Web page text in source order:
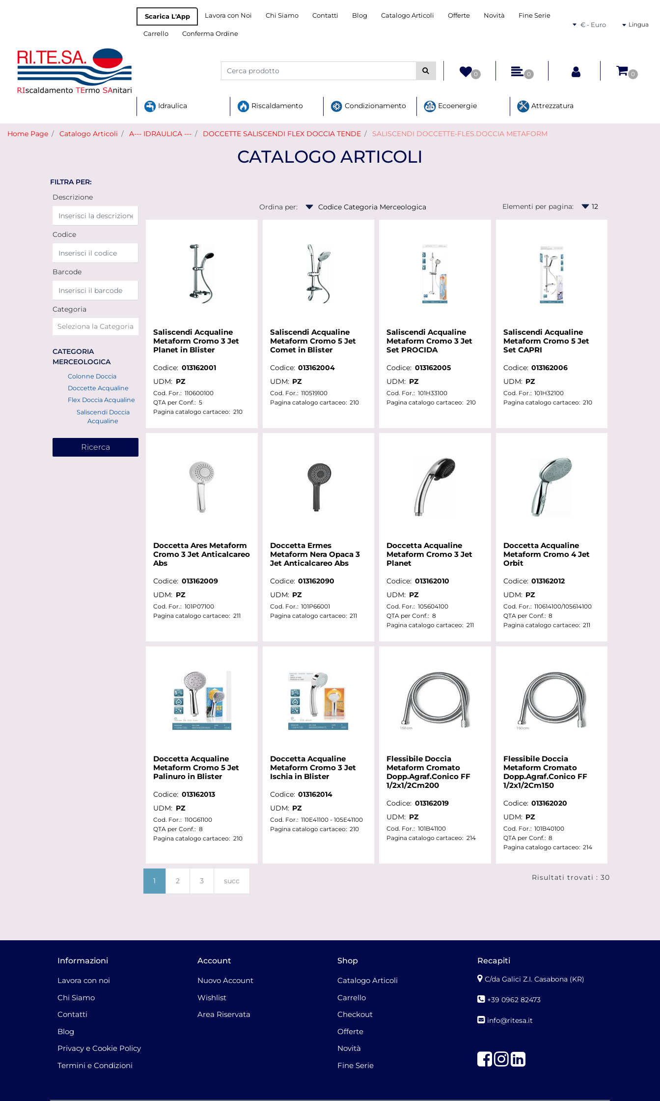
Scarica L'App Lavora con Noi Chi Siamo Contatti Blog Catalogo Articoli Offerte Novità Fine Serie
Carrello Conferma Ordine
Seleziona una valuta
Lingua
0 0 0
Idraulica Riscaldamento Condizionamento Ecoenergie Attrezzatura
Home Page Catalogo Articoli A--- IDRAULICA --- DOCCETTE SALISCENDI FLEX DOCCIA TENDE SALISCENDI DOCCETTE-FLES.DOCCIA METAFORM
CATALOGO ARTICOLI
FILTRA PER:
Descrizione
Codice
Barcode
Categoria
CATEGORIA
MERCEOLOGICA
Colonne Doccia
Doccette Acqualine
Flex Doccia Acqualine
Saliscendi Doccia
Acqualine
Ordina per: Elementi per pagina:
Saliscendi Acqualine
Metaform Cromo 3 Jet
Planet in Blister
Codice: 013162001
UDM: PZ
Cod. For.: 110600100
QTA per Conf.: 5
Pagina catalogo cartaceo: 210
Saliscendi Acqualine
Metaform Cromo 5 Jet
Comet in Blister
Codice: 013162004
UDM: PZ
Cod. For.: 110519100
Pagina catalogo cartaceo: 210
Saliscendi Acqualine
Metaform Cromo 3 Jet
Set PROCIDA
Codice: 013162005
UDM: PZ
Cod. For.: 101H33100
Pagina catalogo cartaceo: 210
Saliscendi Acqualine
Metaform Cromo 5 Jet
Set CAPRI
Codice: 013162006
UDM: PZ
Cod. For.: 101H32100
Pagina catalogo cartaceo: 210
Doccetta Ares Metaform
Cromo 3 Jet Anticalcareo
Abs
Codice: 013162009
UDM: PZ
Cod. For.: 101P07100
Pagina catalogo cartaceo: 211
Doccetta Ermes
Metaform Nera Opaca 3
Jet Anticalcareo Abs
Codice: 013162090
UDM: PZ
Cod. For.: 101P66001
Pagina catalogo cartaceo: 211
Doccetta Acqualine
Metaform Cromo 3 Jet
Planet
Codice: 013162010
UDM: PZ
Cod. For.: 105604100
QTA per Conf.: 8
Pagina catalogo cartaceo: 211
Doccetta Acqualine
Metaform Cromo 4 Jet
Orbit
Codice: 013162012
UDM: PZ
Cod. For.: 110614100/105614100
QTA per Conf.: 8
Pagina catalogo cartaceo: 211
Doccetta Acqualine
Metaform Cromo 5 Jet
Palinuro in Blister
Codice: 013162013
UDM: PZ
Cod. For.: 110G61100
QTA per Conf.: 8
Pagina catalogo cartaceo: 210
Doccetta Acqualine
Metaform Cromo 3 Jet
Ischia in Blister
Codice: 013162014
UDM: PZ
Cod. For.: 110E41100 - 105E41100
Pagina catalogo cartaceo: 210
Flessibile Doccia
Metaform Cromato
Dopp.Agraf.Conico FF
1/2x1/2Cm200
Codice: 013162019
UDM: PZ
Cod. For.: 101B41100
Pagina catalogo cartaceo: 214
Flessibile Doccia
Metaform Cromato
Dopp.Agraf.Conico FF
1/2x1/2Cm150
Codice: 013162020
UDM: PZ
Cod. For.: 101B40100
QTA per Conf.: 8
Pagina catalogo cartaceo: 214
Risultati trovati : 30
1 2 3 succ
Informazioni
Lavora con noi
Chi Siamo
Contatti
Blog
Privacy e Cookie Policy
Termini e Condizioni
Account
Nuovo Account
Wishlist
Area Riservata
Shop
Catalogo Articoli
Carrello
Checkout
Offerte
Novità
Fine Serie
Recapiti
C/da Galici Z.I. Casabona (KR)
+39 0962 82473
info@ritesa.it
FacebookInstagram
LinkedIn